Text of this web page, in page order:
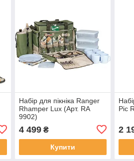
Набір для пікніка Ranger
Rhamper Lux (Арт. RA
9902)
4 499₴
Купити
Pic
2